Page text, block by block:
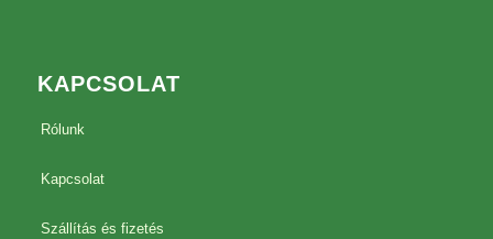
KAPCSOLAT
Rólunk
Kapcsolat
Szállítás és fizetés